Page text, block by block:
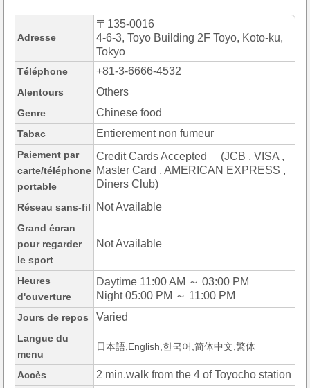
Adresse
〒135-0016
4-6-3, Toyo Building 2F Toyo, Koto-ku,
Tokyo
Téléphone +81-3-6666-4532
Alentours Others
Genre Chinese food
Tabac Entierement non fumeur
Paiement par
carte/téléphone
portable
Credit Cards Accepted (JCB , VISA ,
Master Card , AMERICAN EXPRESS ,
Diners Club)
Réseau sans-fil Not Available
Grand écran
pour regarder
le sport
Not Available
Heures
d'ouverture
Daytime 11:00 AM ～ 03:00 PM
Night 05:00 PM ～ 11:00 PM
Jours de repos Varied
Langue du
menu
日本語,English,한국어,简体中文,繁体
Accès 2 min.walk from the 4 of Toyocho station